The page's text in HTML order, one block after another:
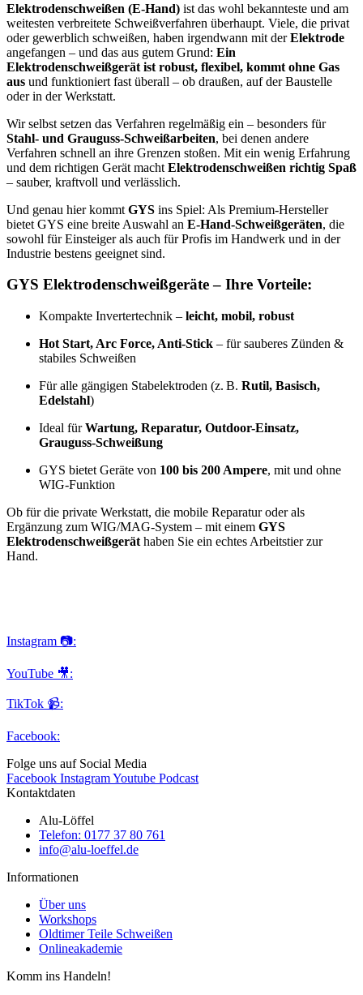
Elektrodenschweißen (E-Hand) ist das wohl bekannteste und am
weitesten verbreitete Schweißverfahren überhaupt. Viele, die privat
oder gewerblich schweißen, haben irgendwann mit derElektrode
angefangen – und das aus gutem Grund: Ein
Elektrodenschweißgerät ist robust, flexibel, kommt ohne Gas
aus und funktioniert fast überall – ob draußen, auf der Baustelle
oder in der Werkstatt.
Wir selbst setzen das Verfahren regelmäßig ein – besonders für
Stahl- und Grauguss-Schweißarbeiten, bei denen andere
Verfahren schnell an ihre Grenzen stoßen. Mit ein wenig Erfahrung
und dem richtigen Gerät macht Elektrodenschweißen richtig Spaß
– sauber, kraftvoll und verlässlich.
Und genau hier kommt GYS ins Spiel: Als Premium-Hersteller
bietet GYS eine breite Auswahl an E-Hand-Schweißgeräten, die
sowohl für Einsteiger als auch für Profis im Handwerk und in der
Industrie bestens geeignet sind.
GYS Elektrodenschweißgeräte – Ihre Vorteile:
Kompakte Invertertechnik – leicht, mobil, robust
Hot Start, Arc Force, Anti-Stick – für sauberes Zünden &
stabiles Schweißen
Für alle gängigen Stabelektroden (z. B. Rutil, Basisch,
Edelstahl)
Ideal fürWartung, Reparatur, Outdoor-Einsatz,
Grauguss-Schweißung
GYS bietet Geräte von 100 bis 200 Ampere, mit und ohne
WIG-Funktion
Ob für die private Werkstatt, die mobile Reparatur oder als
Ergänzung zum WIG/MAG-System – mit einem GYS
Elektrodenschweißgerät haben Sie ein echtes Arbeitstier zur
Hand.
Instagram 📷:
YouTube 🎥:
TikTok 📹:
Facebook:
Folge uns auf Social Media
Facebook InstagramYoutube Podcast
Kontaktdaten
Alu-Löffel
Telefon: 0177 37 80 761
info@alu-loeffel.de
Informationen
Über uns
Workshops
Oldtimer Teile Schweißen
Onlineakademie
Komm ins Handeln!